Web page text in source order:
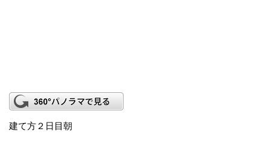
建て方２日目朝